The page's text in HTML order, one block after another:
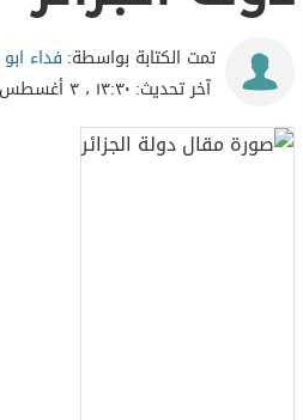
تمت الكتابة بواسطة: فداء
آخر تحديث: ١٣:٣٠ ، ٣ أغسطس ٢٠٢٣